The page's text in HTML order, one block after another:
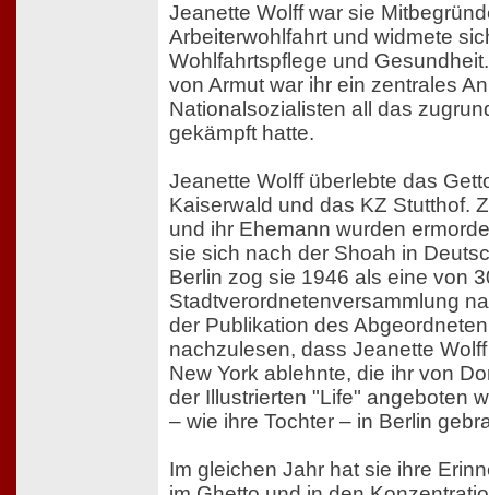
Jeanette Wolff war sie
Arbeiterwohlfahrt und widmete
Wohlfahrtspflege und
von Armut war ihr ein zentrales
Nationalsozialisten all das
gekämpft hatte.
Jeanette Wolff überlebte das
Kaiserwald und das KZ Stutthof.
und ihr Ehemann wurden
sie sich nach der Shoah in
Berlin zog sie 1946 als eine von
Stadtverordnetenversammlung
der Publikation des
nachzulesen, dass Jeanette
New York ablehnte, die ihr von
der Illustrierten "Life" angeboten
– wie ihre Tochter – in Berlin
Im gleichen Jahr hat sie ihre